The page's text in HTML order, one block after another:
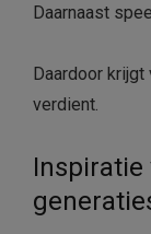
Daarnaast
Daardoor krijgt
verdient.